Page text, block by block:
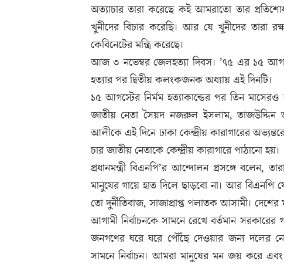
অত্যাচার তারা করেছে কই আমরাতো তার
খুনীদের বিচার করেছি। আর যে খুনীদের তারা
কেবিনেটের মন্ত্রি করেছে।
আজ ৩ নভেম্বর জেলহত্যা দিবস। ’৭৫ এর ১৫
হত্যার পর দ্বিতীয় কলংকজনক অধ্যায় এই দিনটি।
১৫ আগস্টের নির্মম হত্যাকান্ডের পর তিন
জাতীয় নেতা সৈয়দ নজরুল ইসলাম,
আলীকে এই দিনে ঢাকা কেন্দ্রীয় কারাগারের
চার জাতীয় নেতাকে কেন্দ্রীয় কারাগারে পাঠানো হয়।
প্রধানমন্ত্রী বিএনপি’র আন্দোলন প্রসঙ্গে বলেন,
মানুষের গায়ে হাত দিলে ছাড়বো না। আর
তো দুর্নীতিবাজ, সাজাপ্রাপ্ত পলাতক আসামী।
আগামী নির্বাচনকে সামনে রেখে বর্তমান
জনগণের ঘরে ঘরে পৌঁছে দেওয়ার জন্য দলের
সামনে নির্বাচন। আমরা মানুষের মন জয় করে